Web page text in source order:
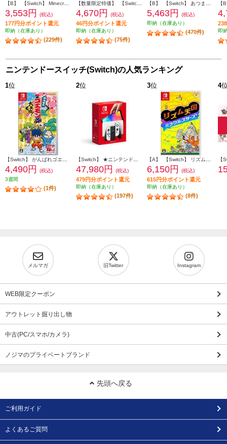
【B】 【Switch】 Minecraft（マインクラフト）
3,553円 (税込)
177円分ポイント還元
即納（在庫あり）
(229件)
【数量限定特価】 【Switch】 星のカービィ スターアライズ
4,670円 (税込)
46円分ポイント還元
即納（在庫あり）
(75件)
【B】 【Switch】 あつまれ どうぶつの森
5,463円
(税込)
即納（在庫あり）
(470件) 即
ニンテンドースイッチ(Switch)の人気ランキング
1位
【Switch】 がんばれゴエモン大集合！
4,490円
(税込)
3週間
(1件)
2位
【Switch】 ★ニンテンドースイッチ本体 Nintendo Switch（有機ELモデル） Joy-Con(L)/(R) ホワイト
47,980円 (税込)
479円分ポイント還元
即納（在庫あり）
(197件)
3位
【A】 【Switch】 リズム天国 ミラクルスターズ
6,150円 (税込)
615円分ポイント還元
即納（在庫あり）
(8件)
4
メルマガ 旧Twitter Instagram
WEB限定クーポン
アウトレット掘り出し物
中古(PC/スマホ/カメラ)
ノジマのプライベートブランド
先頭へ戻る
ご利用ガイド
よくあるご質問